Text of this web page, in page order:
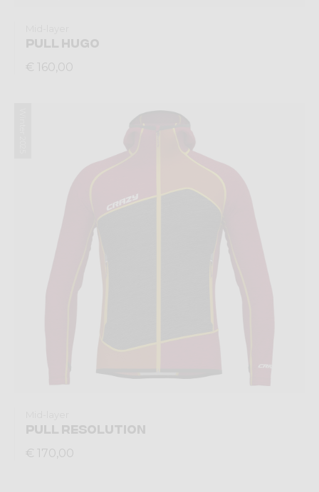
PULL HUGO
€ 160,00
PULL RESOLUTION
€ 170,00